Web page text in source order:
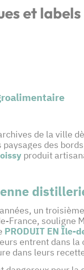
et labels
de la ville
des
produit
un
France, souligne
PRODUIT EN Île-
entrent dans
dans leurs